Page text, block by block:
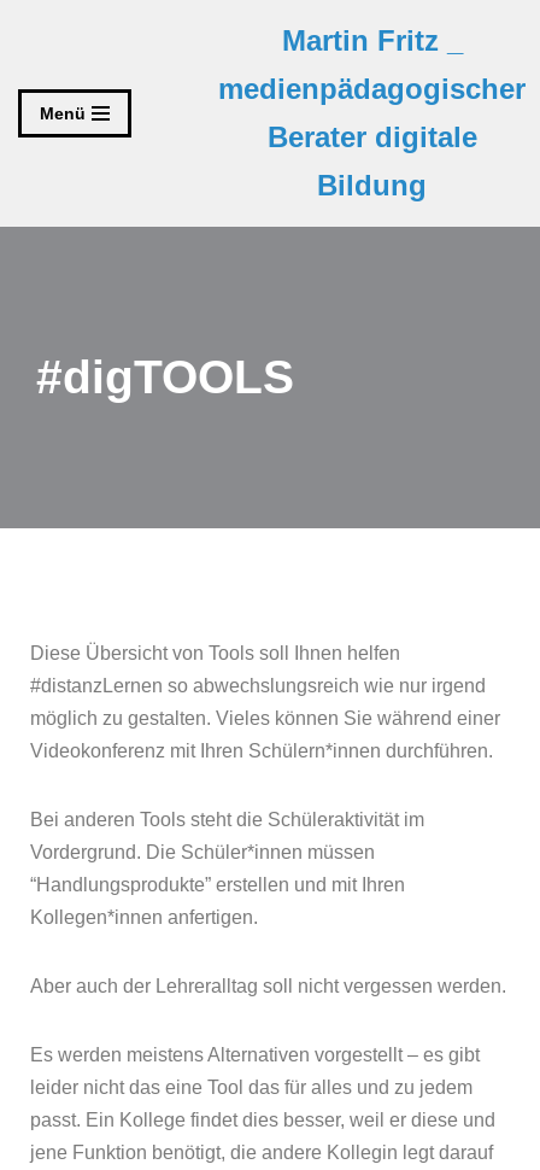
Inhalt
springen
Menü
Martin Fritz _
medienpädagogischer
Berater digitale
Bildung
#digTOOLS
Diese Übersicht von Tools soll Ihnen helfen
#distanzLernen so abwechslungsreich wie nur irgend
möglich zu gestalten. Vieles können Sie während einer
Videokonferenz mit Ihren Schülern*innen durchführen.
Bei anderen Tools steht die Schüleraktivität im
Vordergrund. Die Schüler*innen müssen
“Handlungsprodukte” erstellen und mit Ihren
Kollegen*innen anfertigen.
Aber auch der Lehreralltag soll nicht vergessen werden.
Es werden meistens Alternativen vorgestellt – es gibt
leider nicht das eine Tool das für alles und zu jedem
passt. Ein Kollege findet dies besser, weil er diese und
jene Funktion benötigt, die andere Kollegin legt darauf